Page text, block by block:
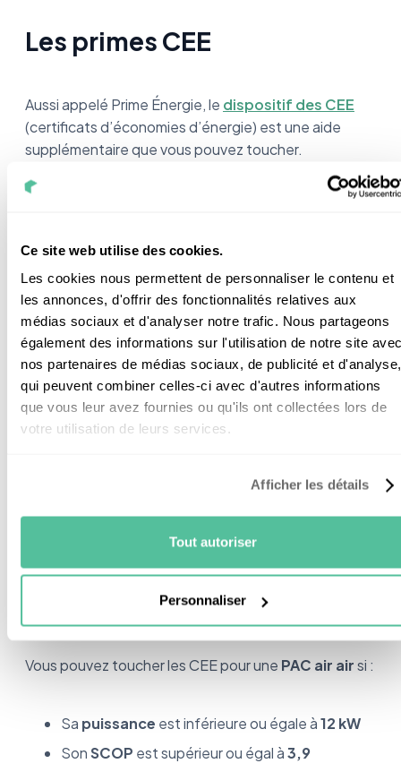
Ce site web utilise des cookies.
Les cookies nous permettent de personnaliser le contenu et
les annonces, d'offrir des fonctionnalités relatives aux
médias sociaux et d'analyser notre trafic. Nous partageons
également des informations sur l'utilisation de notre site
nos partenaires de médias sociaux, de publicité et d'analyse,
qui peuvent combiner celles-ci avec d'autres informations
que vous leur avez fournies ou qu'ils ont collectées lors de
votre utilisation de leurs services.
Afficher les détails
Tout autoriser
Personnaliser
Les primes CEE
Aussi appelé Prime Énergie, le dispositif des CEE
(certificats d’économies d’énergie) est une aide
supplémentaire que vous pouvez toucher.
En fait, ce sont les
qui
d'économies d'énergiedans leur logement.
Y a t-il des conditions pour toucher les CEE
?
Vous pouvez obtenir cette prime que vous soyez
locataire ou propriétaire
construit depuis plus de 2 ans
Vous pouvez toucher les CEE pour une PAC air airsi :
Sa puissance est inférieure ou égale à12 kW
SonSCOP est supérieur ou égal à3,9